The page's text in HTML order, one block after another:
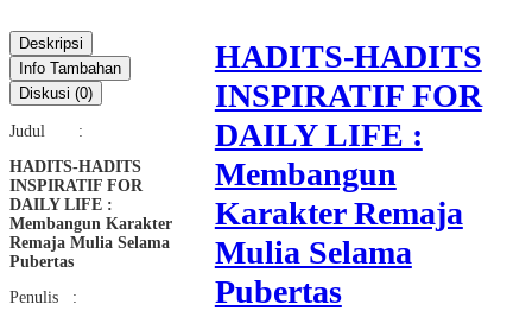
HADITS-HADITS
INSPIRATIF FOR
DAILY LIFE :
Membangun
Karakter Remaja
Mulia Selama
Pubertas
Deskripsi
Info Tambahan
Diskusi (0)
Judul :
HADITS-HADITS
INSPIRATIF FOR
DAILY LIFE :
Membangun Karakter
Remaja Mulia Selama
Pubertas
Penulis :